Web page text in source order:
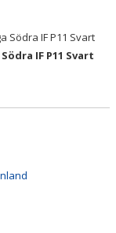
IF P11 Svart